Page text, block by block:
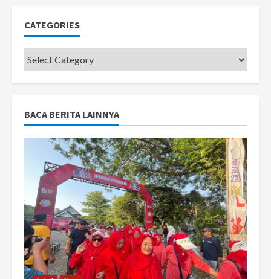
CATEGORIES
Categories
BACA BERITA LAINNYA